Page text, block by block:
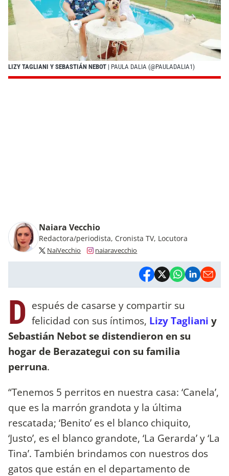
LIZY TAGLIANI Y SEBASTIÁN NEBOT | PAULA DALIA (@PAULADALIA1)
Naiara Vecchio
Redactora/periodista, Cronista TV, Locutora
NaiVecchio naiaravecchio
D espués de casarse y compartir su
felicidad con sus íntimos, Lizy Tagliani y
Sebastián Nebot se distendieron en su
hogar de Berazategui con su familia
perruna.
“Tenemos 5 perritos en nuestra casa: ‘Canela’,
que es la marrón grandota y la última
rescatada; ‘Benito’ es el blanco chiquito,
‘Justo’, es el blanco grandote, ‘La Gerarda’ y ‘La
Tina’. También brindamos con nuestros dos
gatos que están en el departamento de